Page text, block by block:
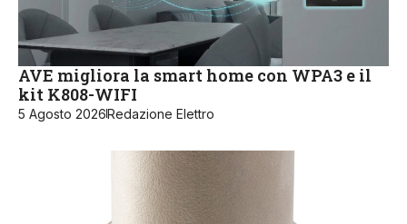
AVE migliora la smart home con WPA3 e il
kit K808-WIFI
5 Agosto 2026Redazione Elettro